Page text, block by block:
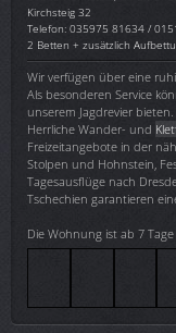
Kirchsteig 32
Telefon: 035975 81634 /
2 Betten + zusätzlich
Wir verfügen über eine
Als besonderen Service
unserem Jagdrevier bieten.
Herrliche Wander- und
Freizeitangebote in der
Stolpen und Hohnstein,
Tagesausflüge nach
Tschechien garantieren
Die Wohnung ist ab 7